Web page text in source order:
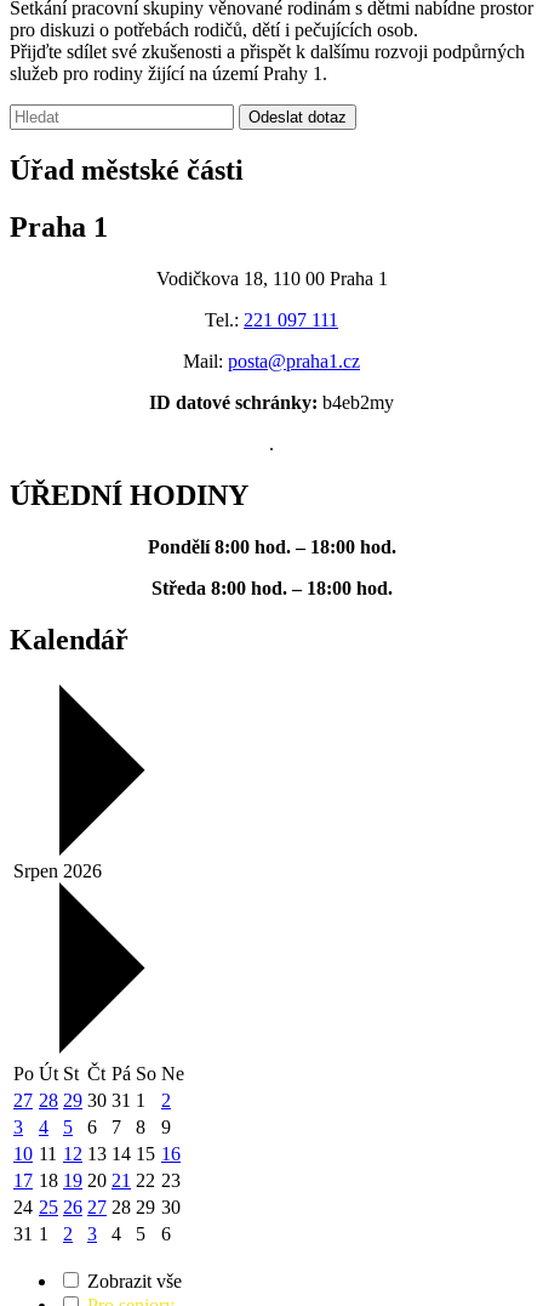
Setkání pracovní skupiny věnované rodinám s dětmi nabídne prostor
pro diskuzi o potřebách rodičů, dětí i pečujících osob.
Přijďte sdílet své zkušenosti a přispět k dalšímu rozvoji podpůrných
služeb pro rodiny žijící na území Prahy 1.
Vyhledávání:
Odeslat dotaz
Úřad městské části
Praha 1
Vodičkova 18, 110 00 Praha 1
Tel.: 221 097 111
Mail: posta@praha1.cz
ID datové schránky: b4eb2my
.
ÚŘEDNÍ HODINY
Pondělí 8:00 hod. – 18:00 hod.
Středa 8:00 hod. – 18:00 hod.
Kalendář
Srpen 2026
Po Út St Čt Pá So Ne
27 28 29 30 31 1
2
3
4 5 6 7 8
9
10 11 12 13 14 15 16
17 18 19 20 21 22 23
24 25 26 27 28 29 30
31 1 2 3 4 5 6
Zobrazit vše